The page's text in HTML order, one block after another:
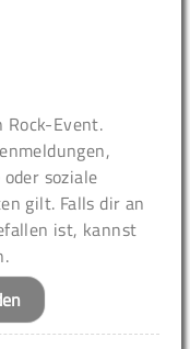
Rock-Event.
soziale
gilt. Falls dir an
ist, kannst